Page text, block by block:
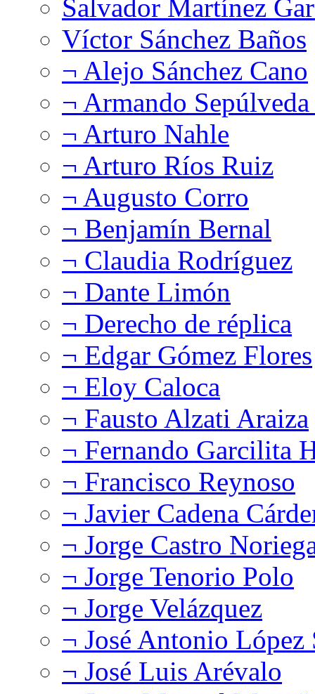
Salvador Martínez
Víctor Sánchez Baños
¬ Alejo Sánchez Cano
¬ Armando
¬ Arturo Nahle
¬ Arturo Ríos Ruiz
¬ Augusto Corro
¬ Benjamín Bernal
¬ Claudia Rodríguez
¬ Dante Limón
¬ Derecho de réplica
¬ Edgar Gómez Flores
¬ Eloy Caloca
¬ Fausto Alzati Araiza
¬ Fernando Garcilita
¬ Francisco Reynoso
¬ Javier Cadena
¬ Jorge Castro
¬ Jorge Tenorio Polo
¬ Jorge Velázquez
¬ José Antonio López
¬ José Luis Arévalo